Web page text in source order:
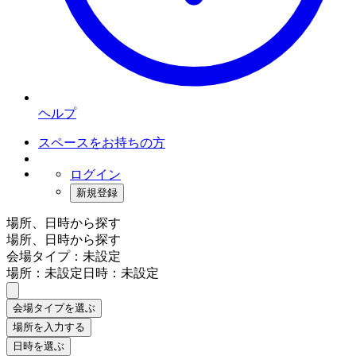
ヘルプ
スペースをお持ちの方
ログイン
新規登録
場所、日時から探す
場所、日時から探す
会場タイプ：未設定
場所：未設定日時：未設定
会場タイプを選ぶ
場所を入力する
日時を選ぶ